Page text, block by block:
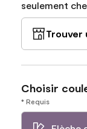
seulement
Trouver
Choisir
* Requis